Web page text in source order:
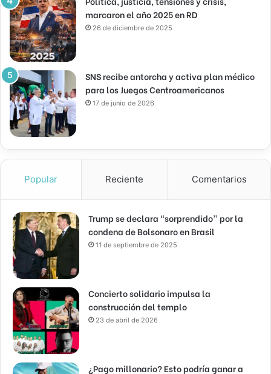
marcaron el año 2025 en RD
26 de diciembre de 2025
SNS recibe antorcha y activa plan médico
para los Juegos Centroamericanos
17 de junio de 2026
Popular Reciente Comentarios
Trump se declara “sorprendido” por la
condena de Bolsonaro en Brasil
11 de septiembre de 2025
Concierto solidario impulsa la
construcción del templo
23 de abril de 2026
¿Pago millonario? Esto podría ganar a